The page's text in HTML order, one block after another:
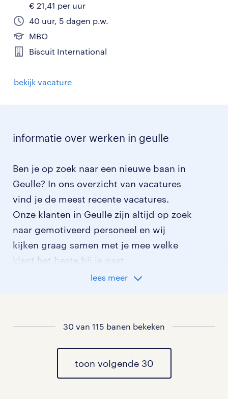
€ 21,41 per uur
40 uur, 5 dagen p.w.
MBO
Biscuit International
bekijk vacature
informatie over werken in geulle
Ben je op zoek naar een nieuwe baan in
Geulle? In ons overzicht van vacatures
vind je de meest recente vacatures.
Onze klanten in Geulle zijn altijd op zoek
naar gemotiveerd personeel en wij
kijken graag samen met je mee welke
klant het beste bij je past.
vacatures in Bunde
lees meer
30 van 115 banen bekeken
toon volgende 30